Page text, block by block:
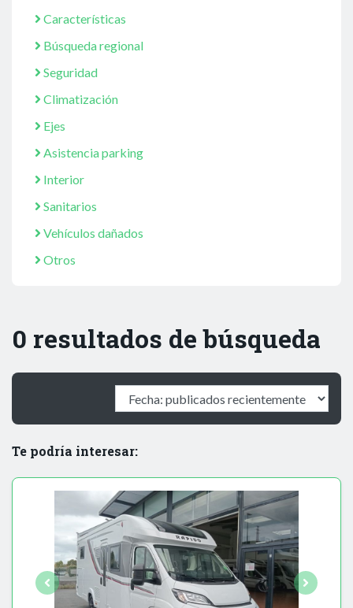
Características
Búsqueda regional
Seguridad
Climatización
Ejes
Asistencia parking
Interior
Sanitarios
Vehículos dañados
Otros
0 resultados de búsqueda
Te podría interesar: